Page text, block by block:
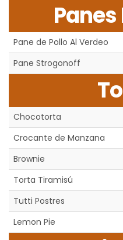
Pane de Pollo Al Verdeo
Pane Strogonoff
Chocotorta
Crocante de Manzana
Brownie
Torta Tiramisú
Tutti Postres
Lemon Pie